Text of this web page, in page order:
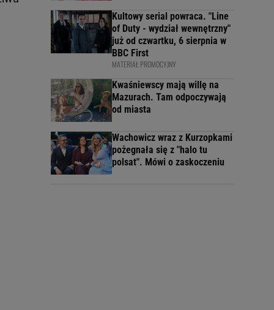
Kultowy serial powraca. "Line
of Duty - wydział wewnętrzny"
już od czwartku, 6 sierpnia w
BBC First
MATERIAŁ PROMOCYJNY
Kwaśniewscy mają willę na
Mazurach. Tam odpoczywają
od miasta
Wachowicz wraz z Kurzopkami
pożegnała się z "halo tu
polsat". Mówi o zaskoczeniu